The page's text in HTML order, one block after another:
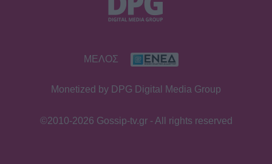
έχω κάνει κάποια καριέρα»
ΜΕΛΟΣ
Monetized by DPG Digital Media Group
©2010-2026 Gossip-tv.gr - All rights reserved